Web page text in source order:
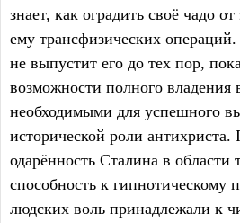
знает, как оградить своё чадо
ему трансфизических
не выпустит его до тех пор,
возможности полного владения
необходимыми для успешного
исторической роли антихриста.
одарённость Сталина в области
способность к гипнотическому
людских воль принадлежали к